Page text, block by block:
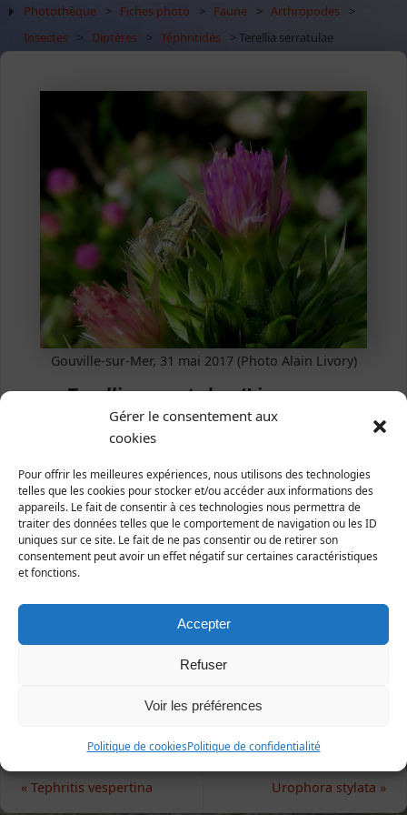
Gérer le consentement aux
cookies
Pour offrir les meilleures expériences, nous utilisons des technologies
telles que les cookies pour stocker et/ou accéder aux informations des
appareils. Le fait de consentir à ces technologies nous permettra de
traiter des données telles que le comportement de navigation ou les ID
uniques sur ce site. Le fait de ne pas consentir ou de retirer son
consentement peut avoir un effet négatif sur certaines caractéristiques
et fonctions.
Accepter
Refuser
Voir les préférences
Politique de cookiesPolitique de confidentialité
Photothèque > Fiches photo > Faune > Arthropodes
>
Insectes
> Diptères > Téphritidés > Terellia serratulae
Gouville-sur-Mer, 31 mai 2017 (Photo Alain Livory)
Terellia serratulae(Linnaeus,
1758)
Répartition et statut
Europe : toute l'Europe.
France :
Manche : espèce probablement assez commune à
«Tephritis vespertina Urophora stylata »